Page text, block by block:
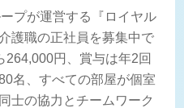
プが運営する『ロイヤル
護職の正社員を募集中で
264,000円、賞与は年2回
名、すべての部屋が個室
士の協力とチームワーク